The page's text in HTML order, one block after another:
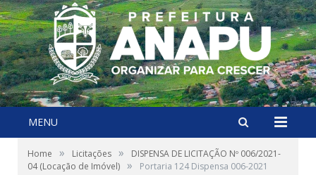
MENU
Home » Licitações »
DISPENSA DE LICITAÇÃO Nº 006/2021-
04 (Locação de Imóvel) » Portaria 124 Dispensa 006-2021